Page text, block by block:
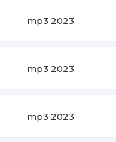
mp3 2023
mp3 2023
mp3 2023